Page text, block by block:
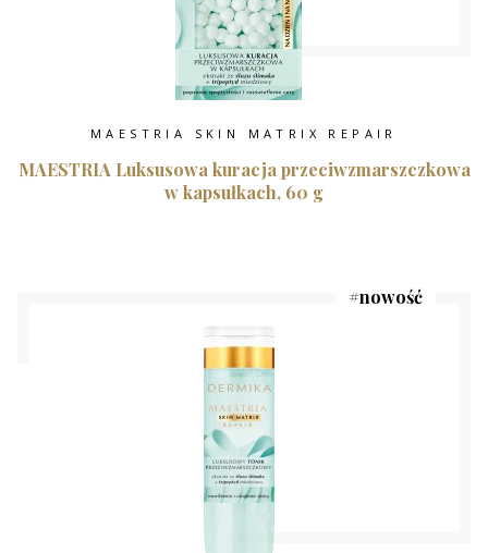
MAESTRIA SKIN MATRIX REPAIR
MAESTRIA Luksusowa kuracja przeciwzmarszczkowa
w kapsułkach, 60 g
#nowość